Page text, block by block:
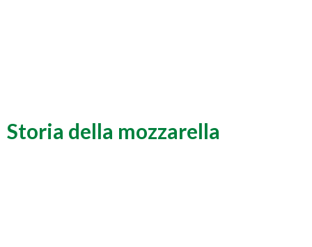
Storia della mozzarella